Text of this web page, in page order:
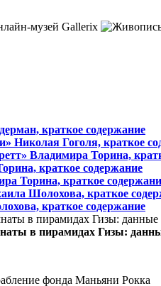
краткое содержание
Николая Гоголя, краткое
Владимира Торина,
краткое содержание
Торина, краткое
Шолохова, краткое
краткое содержание
в пирамидах Гизы: